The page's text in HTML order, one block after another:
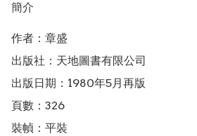
簡介
作者：章盛
出版社：天地圖書有限公司
出版日期：1980年5月再版
頁數：326
裝幀：平裝